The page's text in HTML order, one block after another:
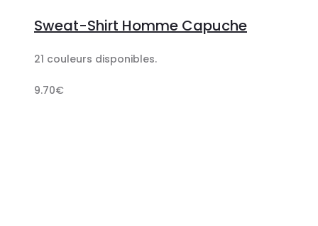
panier
Sweat-Shirt Homme Capuche
21 couleurs disponibles.
9.70€